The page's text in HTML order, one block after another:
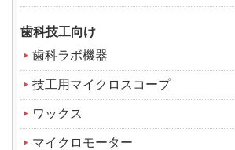
歯科技工向け
歯科ラボ機器
技工用マイクロスコープ
ワックス
マイクロモーター